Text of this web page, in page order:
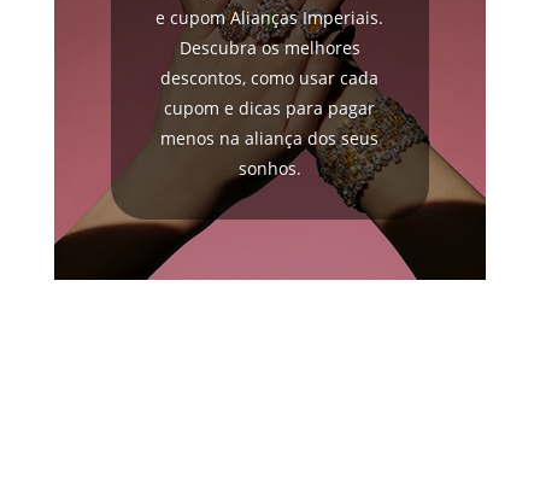
e cupom Alianças Imperiais.
Descubra os melhores
descontos, como usar cada
cupom e dicas para pagar
menos na aliança dos seus
sonhos.